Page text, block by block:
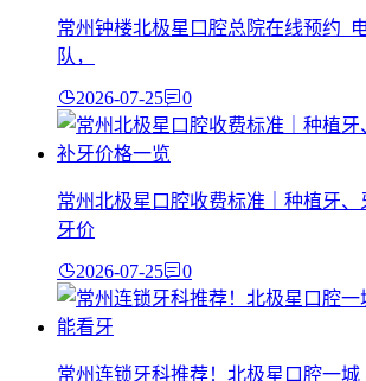
常州钟楼北极星口腔总院在线预约_
队，
2026-07-25 0
常州北极星口腔收费标准｜种植牙
牙价
2026-07-25 0
常州连锁牙科推荐！北极星口腔一城